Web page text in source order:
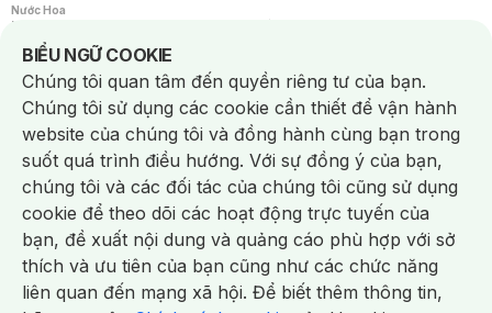
Nước Hoa
Nước Hoa Nữ
Chăm Sóc Cá Nhân
Chống Muỗi /Khẩu Trang /Máy Massage/Mặt Nạ Xông Hơi /Nước Rửa Tay/
Sản Phẩm Chăm Sóc Khác /Bàn Chải Đánh Răng /Bàn Chải Điện/
Hỗ Trợ Trắng Răng/Kem Đánh Răng /Máy Tăm Nước/ Nước Súc Miệng/
Tăm / Chỉ Nha Khoa/ Xịt Thơm Miệng / Dung Dịch Vệ Sinh/Dưỡng Vùng Kín/
Khăn Ướt Vệ Sinh Vùng Kín/Băng Vệ Sinh/Tampon/Bọt Cạo Râu /Dao Cạo Râu/
Máy Cạo Râu
Vấn Đề Về Da
Da Dầu / Lỗ Chân Lông To/ Da Khô / Mất Nước/ Da Lão Hóa/ Da Mụn/
Da Nhạy Cảm / Kích Ứng
Da Xỉn Màu Thâm / Nám / Tàn Nhang
Quầng Thâm & Bọng Mắt /Sẹo /Viêm Da Cơ Địa
Dụng Cụ / Phụ Kiện Chăm Sóc Da
Bông Tẩy Trang
Khăn Lau Mặt Khô Dụng Cụ / Máy Rửa Mặt Máy Chăm Sóc Da
Dụng Cụ Chăm Sóc Khác
BIỂU NGỮ COOKIE
Notice about cookies usage
Chúng tôi quan tâm đến quyền riêng tư của bạn.
Chúng tôi sử dụng các cookie cần thiết để vận hành
website của chúng tôi và đồng hành cùng bạn trong
suốt quá trình điều hướng. Với sự đồng ý của bạn,
chúng tôi và các đối tác của chúng tôi cũng sử dụng
cookie để theo dõi các hoạt động trực tuyến của
bạn, đề xuất nội dung và quảng cáo phù hợp với sở
thích và ưu tiên của bạn cũng như các chức năng
liên quan đến mạng xã hội. Để biết thêm thông tin,